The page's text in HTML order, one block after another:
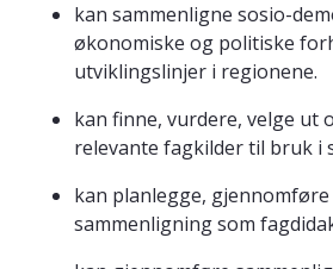
kan sammenligne sosio-
økonomiske og politiske
utviklingslinjer i regionene.
kan finne, vurdere, velge ut
relevante fagkilder til bruk i
kan planlegge,
sammenligning som